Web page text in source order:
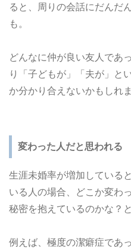
ると、周りの会話にだんだ
も。
どんなに仲が良い友人であ
り「子どもが」「夫が」と
か分かり合えないかもしれ
変わった人だと思われる
生涯未婚率が増加している
いる人の場合、どこか変わ
秘密を抱えているのかな？
例えば、極度の潔癖症であ